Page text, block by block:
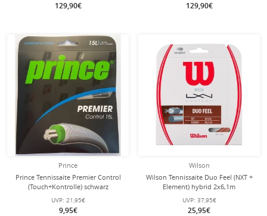
129,90€ 129,90€
Prince
Prince Tennissaite Premier Control
(Touch+Kontrolle) schwarz
Tennissaite 12m Set
UVP: 21,95€
9,95€
Wilson
Wilson Tennissaite Duo Feel (NXT +
Element) hybrid 2x6,1m
UVP: 37,95€
25,95€